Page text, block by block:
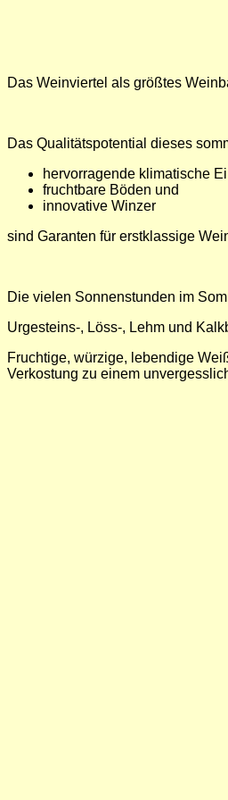
Das Weinviertel als größtes
Das Qualitätspotential dieses
hervorragende klimatische
fruchtbare Böden und
innovative Winzer
sind Garanten für erstklassige
Die vielen Sonnenstunden im
Urgesteins-, Löss-, Lehm und
Fruchtige, würzige, lebendige
Verkostung zu einem